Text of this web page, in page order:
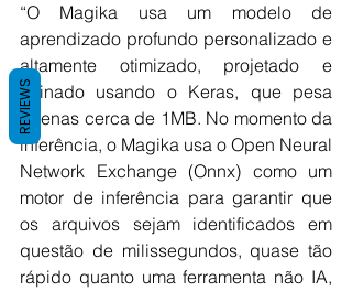
“O Magika usa um modelo de
aprendizado profundo personalizado e
altamente otimizado, projetado e
treinado usando o Keras, que pesa
apenas cerca de 1MB. No momento da
inferência, o Magika usa o Open Neural
Network Exchange (Onnx) como um
motor de inferência para garantir que
os arquivos sejam identificados em
questão de milissegundos, quase tão
rápido quanto uma ferramenta não IA,
REVIEWS